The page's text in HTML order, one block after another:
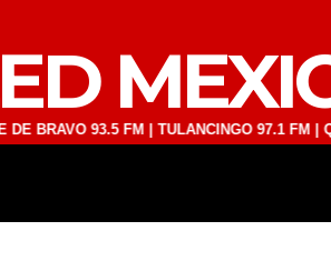
93.5 FM | TULANCINGO 97.1 FM |